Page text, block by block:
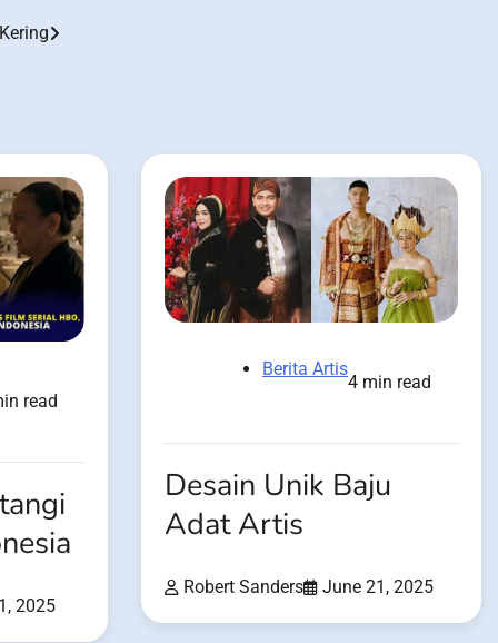
read
2025
Berita Artis
4 min read
Desain Unik Baju
Adat Artis
Robert Sanders June 21, 2025